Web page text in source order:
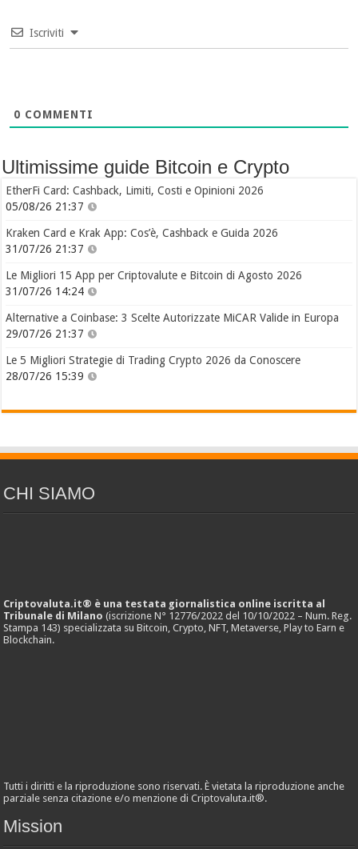
Iscriviti
0 COMMENTI
Ultimissime guide Bitcoin e Crypto
EtherFi Card: Cashback, Limiti, Costi e Opinioni 2026
05/08/26 21:37
Kraken Card e Krak App: Cos’è, Cashback e Guida 2026
31/07/26 21:37
Le Migliori 15 App per Criptovalute e Bitcoin di Agosto 2026
31/07/26 14:24
Alternative a Coinbase: 3 Scelte Autorizzate MiCAR Valide in Europa
29/07/26 21:37
Le 5 Migliori Strategie di Trading Crypto 2026 da Conoscere
28/07/26 15:39
CHI SIAMO
Criptovaluta.it® è una testata giornalistica online iscritta al
Tribunale di Milano (iscrizione N° 12776/2022 del 10/10/2022 – Num. Reg.
Stampa 143) specializzata su Bitcoin, Crypto, NFT, Metaverse, Play to Earn e
Blockchain.
Tutti i diritti e la riproduzione sono riservati. È vietata la riproduzione anche
parziale senza citazione e/o menzione di Criptovaluta.it®.
Mission